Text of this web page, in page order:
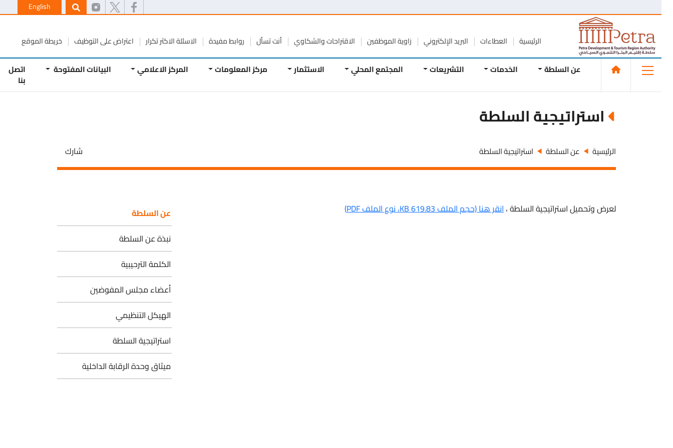
English
الرئيسية العطاءات البريد الإلكتروني زاوية الموظفين الاقتراحات والشكاوي أنت تسأل روابط مفيدة الاسئلة الاكثر تكرار اعتراض على التوظيف خريطة الموقع
عن السلطة الخدمات التشريعات المجتمع المحلي الاستثمار مركز المعلومات المركز الاعلامي البيانات المفتوحة اتصل
استراتيجية السلطة
الرئيسية عن السلطة استراتيجية السلطة شارك
لعرض وتحميل استراتيجية السلطة ،انقر هنا (حجم الملف 619.83 KB، نوع الملف PDF)
عن السلطة
نبذة عن السلطة
الكلمة الترحيبية
أعضاء مجلس المفوضين
الهيكل التنظيمي
استراتيجية السلطة
ميثاق وحدة الرقابة الداخلية